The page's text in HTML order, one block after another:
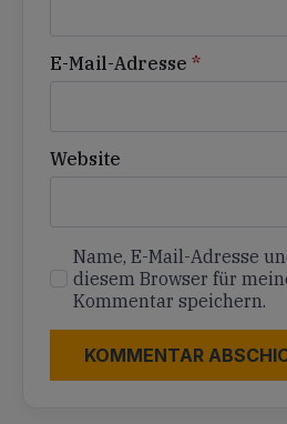
E-Mail-Adresse *
Website
Name, E-Mail-Adresse
diesem Browser für
Kommentar speichern.